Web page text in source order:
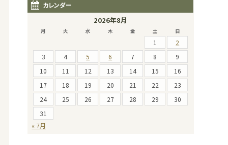
カレンダー
2026年8月
月 火 水 木 金 土 日
1
2
3
4 5 6 7 8
9
10
11 12 13 14 15
16
17
18 19 20 21 22
23
24
25 26 27 28 29
30
31
« 7月